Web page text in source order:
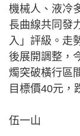
機械人、液冷
長曲線共同發
入」評級。走
後展開調整，
燭突破橫行區
目標價40元，
伍一山